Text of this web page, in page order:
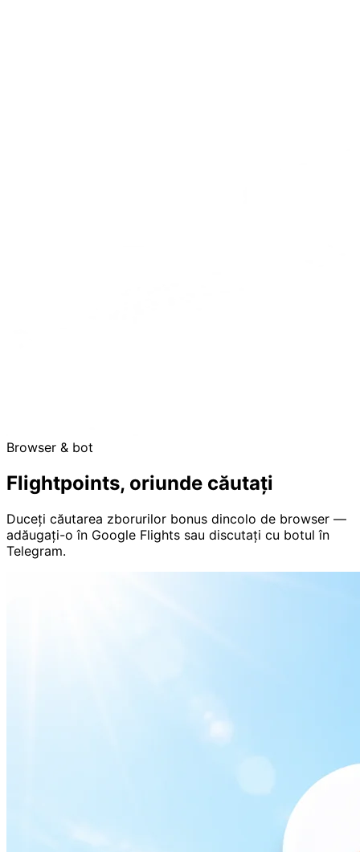
Browser & bot
Flightpoints, oriunde căutați
Duceți căutarea zborurilor bonus dincolo de browser —
adăugați-o în Google Flights sau discutați cu botul în
Telegram.